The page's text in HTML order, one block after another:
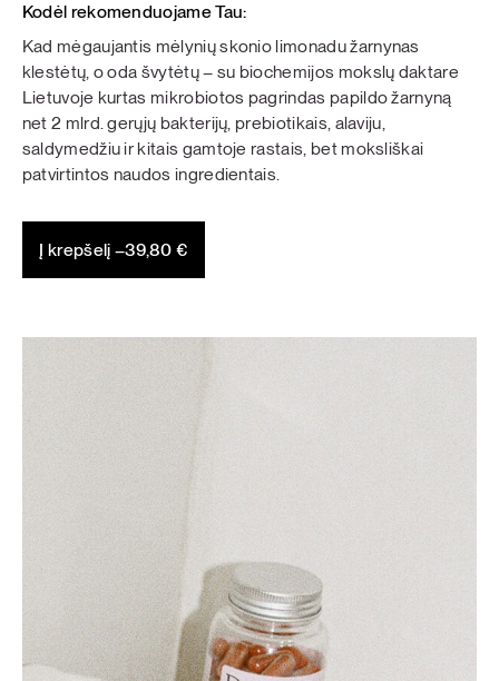
Kodėl rekomenduojame Tau:
Kad mėgaujantis mėlynių skonio limonadu žarnynas
klestėtų, o oda švytėtų – su biochemijos mokslų daktare
Lietuvoje kurtas mikrobiotos pagrindas papildo žarnyną
net 2 mlrd. gerųjų bakterijų, prebiotikais, alaviju,
saldymedžiu ir kitais gamtoje rastais, bet moksliškai
patvirtintos naudos ingredientais.
Į krepšelį –39,80€